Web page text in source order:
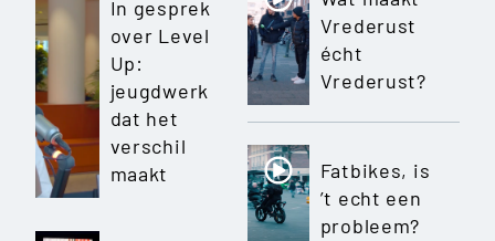
In gesprek
over Level
Up:
jeugdwerk
dat het
verschil
maakt
Vrederust
écht
Vrederust?
Fatbikes, is
’t echt een
probleem?